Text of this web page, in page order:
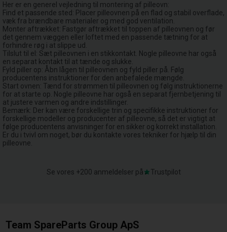
Her er en generel vejledning til montering af pilleovn:
Find et passende sted: Placer pilleovnen på en flad og stabil overflade,
væk fra brændbare materialer og med god ventilation.
Monter aftrækket: Fastgør aftrækket til toppen af ​​pilleovnen og før
det gennem væggen eller loftet med en passende tætning for at
forhindre røg i at slippe ud.
Tilslut til el: Sæt pilleovnen i en stikkontakt. Nogle pilleovne har også
en separat kontakt til at tænde og slukke.
Fyld piller op: Åbn lågen til pilleovnen og fyld piller på. Følg
producentens instruktioner for den anbefalede mængde.
Start ovnen: Tænd for strømmen til pilleovnen og følg instruktionerne
for at starte op. Nogle pilleovne har også en separat fjernbetjening til
at justere varmen og andre indstillinger.
Bemærk: Der kan være forskellige trin og specifikke instruktioner for
forskellige modeller og producenter af pilleovne, så det er vigtigt at
følge producentens anvisninger for en sikker og korrekt installation.
Er du i tvivl om noget, bør du kontakte vores tekniker for hjælp til din
pilleovne.
Se vores +200 anmeldelser på Trustpilot
Team SpareParts Group ApS